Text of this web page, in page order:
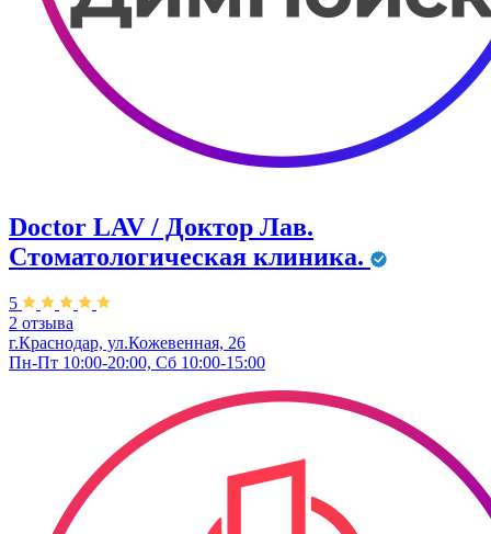
Doctor LAV / Доктор Лав.
Стоматологическая клиника.
5
2 отзыва
г.Краснодар, ул.Кожевенная, 26
Пн-Пт 10:00-20:00, Сб 10:00-15:00